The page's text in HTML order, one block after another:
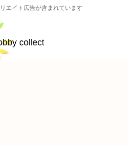
エイト広告が含まれています
collect